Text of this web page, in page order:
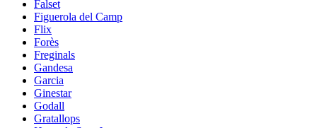
Falset
Figuerola del Camp
Flix
Forès
Freginals
Gandesa
Garcia
Ginestar
Godall
Gratallops